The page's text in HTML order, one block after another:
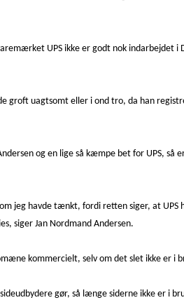
UPS ikke er godt nok indarbejdet
groft uagtsomt eller i ond tro, da han
og en lige så kæmpe bet for UPS, så
jeg havde tænkt, fordi retten siger, at
siger Jan Nordmand Andersen.
kommercielt, selv om det slet ikke er i
gør, så længe siderne ikke er i